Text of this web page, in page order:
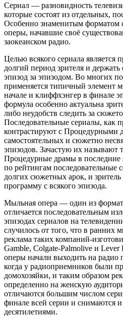
Сериал — разновидность
которые состоят из отдельных,
Особенно знаменитым форматом
оперы, начавшие своё
заокеанском радио.
Целью всякого сериала является
долгий период зрителя и держать
эпизод за эпизодом. Во многих
применяется типичный элемент
начале и клиффхэнгер в финале
формула особенно актуальна
либо неудобств следить за
Последовательные сериалы, как
контрастируют с Процедурными
самостоятельных и сюжетно
эпизодов. Зачастую их называют
Процедурные драмы в последние
по рейтингам последовательные
долгих сюжетных арок, и зритель
программу с всякого эпизода.
Мыльная опера — один из
отличается последовательным
эпизодах сериалов на
случилось от того, что в ранних
реклама таких компаний-
Gamble, Colgate-Palmolive и
оперы начали выходить на радио
когда у радиоприемников были
домохозяйки, и таким образом
определенно на женскую
отличаются большим числом
финале всей серии и снимаются
десятилетиями.